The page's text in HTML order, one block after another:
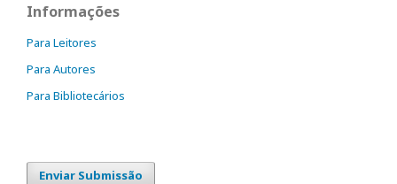
Informações
Para Leitores
Para Autores
Para Bibliotecários
Enviar Submissão